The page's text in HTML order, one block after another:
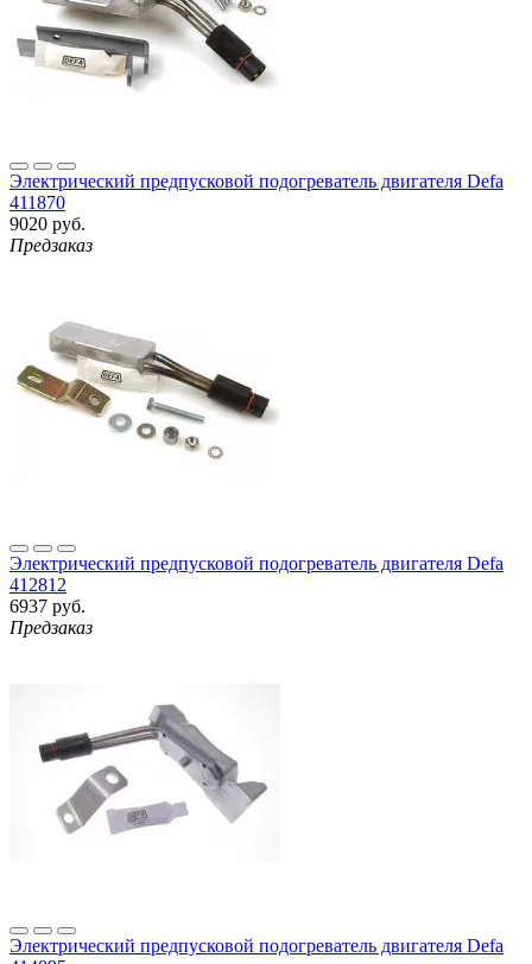
Электрический предпусковой подогреватель двигателя Defa
411870
9020 руб.
Предзаказ
Электрический предпусковой подогреватель двигателя Defa
412812
6937 руб.
Предзаказ
Электрический предпусковой подогреватель двигателя Defa